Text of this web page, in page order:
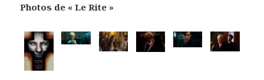
Photos de « Le Rite »